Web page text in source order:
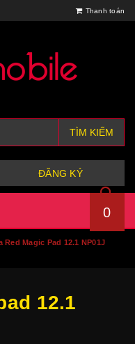
Thanh toán
TÌM KIẾM
ĐĂNG KÝ
0
Red Magic Pad 12.1 NP01J
12.1